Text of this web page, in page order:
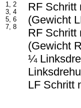
1, 2
3, 4
5, 6
7, 8
RF Schritt
(Gewicht
RF Schritt
(Gewicht
¼
LF Schritt